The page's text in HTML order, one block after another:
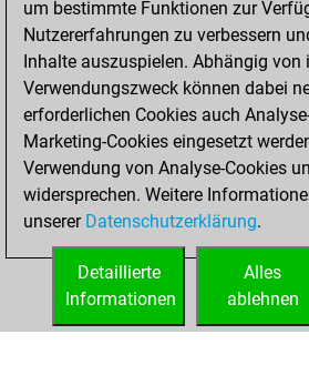
You
BeautyScore of
You
new Elo of 1645
Montag, Juni
2022
You created
your Fritz account
um bestimmte Funktionen zur
Nutzererfahrungen zu verbessern
Inhalte auszuspielen. Abhängig von
Verwendungszweck können dabei
erforderlichen Cookies auch
Marketing-Cookies eingesetzt
Verwendung von Analyse-Cookies
widersprechen. Weitere
unserer Datenschutzerklärung.
Alles
ablehnen
Detaillierte
Informationen